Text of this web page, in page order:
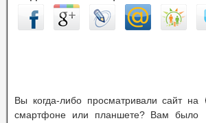
Вы когда-либо просматривали сайт на
смартфоне или планшете? Вам было